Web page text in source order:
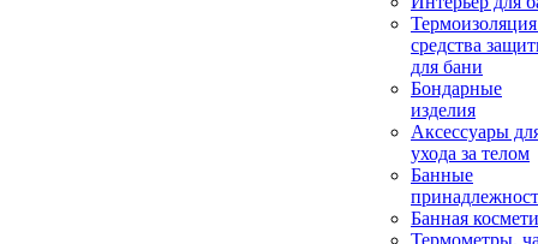
средства
для бани
Бондарные
изделия
Аксеcсуары
ухода за телом
Банные
Банная
Термометры,